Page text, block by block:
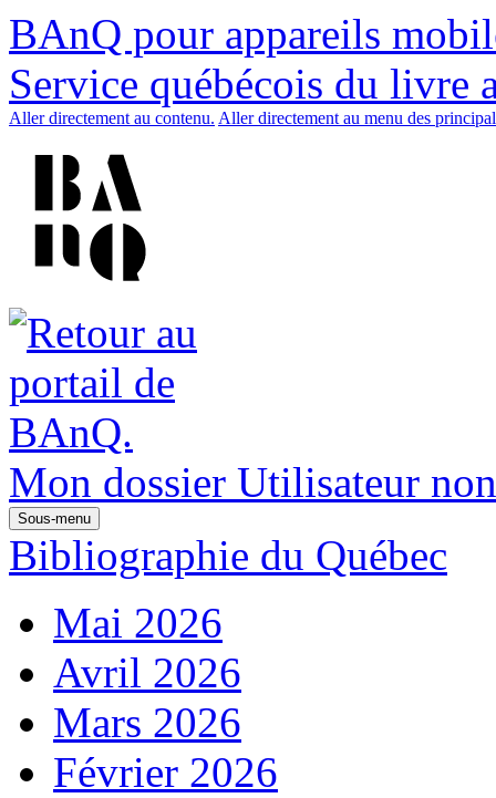
BAnQ pour appareils
Service québécois du livre
Aller directement au contenu. Aller directement au menu des
Mon dossier Utilisateur
Sous-menu
Bibliographie du Québec
Mai 2026
Avril 2026
Mars 2026
Février 2026